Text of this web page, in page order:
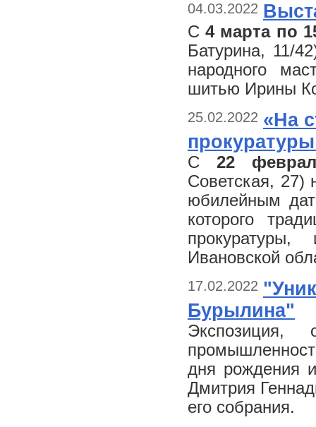
04.03.2022
С4 марта по
Батурина, 11/
народного
шитью Ирины
25.02.2022 «На
С 22
Советская, 27)
юбилейным
которого
прокуратуры,
Ивановской
17.02.2022
Бурылина"
дня рождения
Дмитрия
его собрания.